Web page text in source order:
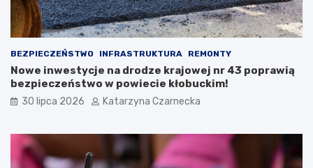
u
l
n
a
r
i
o
d
w
y
c
h
BEZPIECZEŃSTWO INFRASTRUKTURA REMONTY
Nowe inwestycje na drodze krajowej nr 43 poprawią
bezpieczeństwo w powiecie kłobuckim!
30 lipca 2026 Katarzyna Czarnecka